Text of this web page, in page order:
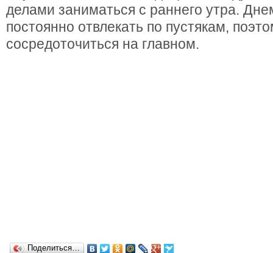
делами заниматься с раннего утра.
постоянно отвлекать по пустякам,
сосредоточиться на главном.
Поделиться…